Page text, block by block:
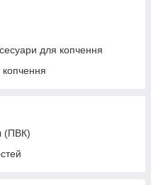
для копчення
(ПВК)